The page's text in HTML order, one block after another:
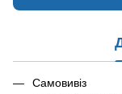
Самовивіз